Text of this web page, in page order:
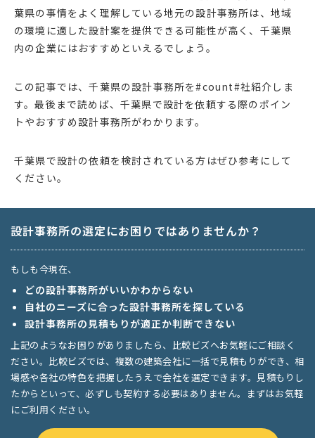
葉県の事情をよく理解している地元の設計事務所は、地域
の環境に適した設計案を提供できる可能性が高く、千葉県
内の企業にはおすすめといえるでしょう。
この記事では、千葉県の設計事務所を#count#社紹介しま
す。最後まで読めば、千葉県で設計を依頼する際のポイン
トやおすすめ設計事務所がわかります。
千葉県で設計の依頼を検討されている方はぜひ参考にして
ください。
設計事務所の選定にお困りではありませんか？
もしも今現在、
どの設計事務所がいいかわからない
自社のニーズに合った設計事務所を探している
設計事務所の見積もりが適正か判断できない
上記のようなお困りがありましたら、比較ビズへお気軽にご相談く
ださい。比較ビズでは、複数の建築会社に一括で見積もりができ、相
場感や各社の特色を把握したうえで会社を選定できます。見積もりし
たからといって、必ずしも契約する必要はありません。まずはお気軽
にご利用ください。